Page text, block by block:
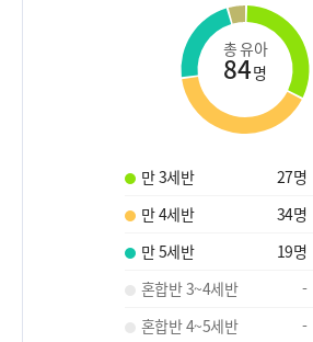
총 유아
84명
만 3세반 27명
만 4세반
34명
만 5세반
19명
혼합반 3~4세반
-
혼합반 4~5세반
-